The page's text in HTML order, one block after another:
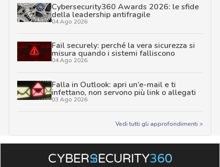
Cybersecurity360 Awards 2026: le sfide
della leadership antifragile
04 Ago 2026
Fail securely: perché la vera sicurezza si
misura quando i sistemi falliscono
04 Ago 2026
Falla in Outlook: apri un’e-mail e ti
infettano, non servono più link o allegati
03 Ago 2026
Vedi tutti gli approfondimenti >